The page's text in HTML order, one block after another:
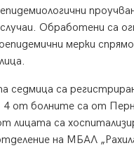
Обработени са
мерки
седмица са
от болните са от
лицата са
на МБАЛ